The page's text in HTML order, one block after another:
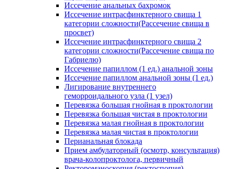
Иссечение анальных бахромок
Иссечение интрасфинктерного свища 1
категории сложности(Рассечение свища в
просвет)
Иссечение интрасфинктерного свища 2
категории сложности(Рассечение свища по
Габриелю)
Иссечение папиллом (1 ед.) анальной зоны
Иссечение папиллом анальной зоны (1 ед.)
Лигирование внутреннего
геморроидального узла (1 узел)
Перевязка большая гнойная в проктологии
Перевязка большая чистая в проктологии
Перевязка малая гнойная в проктологии
Перевязка малая чистая в проктологии
Перианальная блокада
Прием амбулаторный (осмотр, консультация)
врача-колопроктолога, первичный